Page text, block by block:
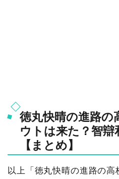
徳丸快晴の進路の
ウトは来た？智辯
【まとめ】
以上「徳丸快晴の進路の